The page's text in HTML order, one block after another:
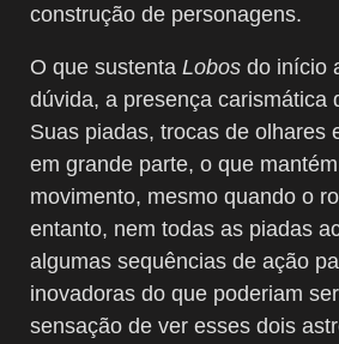
construção de personagens.
O que sustenta Lobos do início
dúvida, a presença carismática
Suas piadas, trocas de olhares
em grande parte, o que
movimento, mesmo quando o
entanto, nem todas as piadas
algumas sequências de ação
inovadoras do que poderiam
sensação de ver esses dois